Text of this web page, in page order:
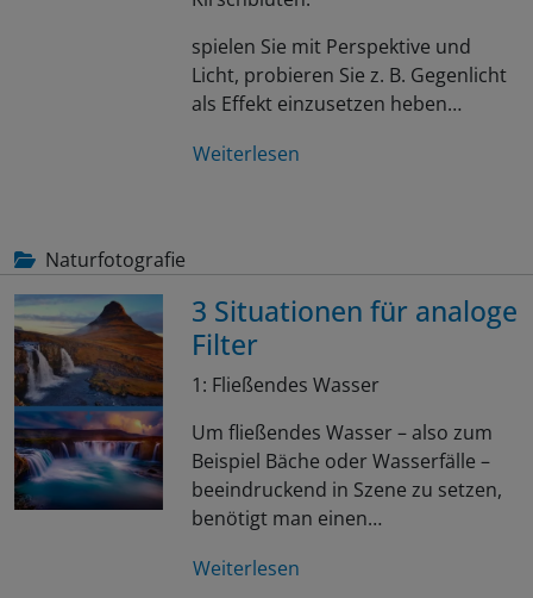
spielen Sie mit Perspektive und
Licht, probieren Sie z. B. Gegenlicht
als Effekt einzusetzen heben…
Weiterlesen
Naturfotografie
3 Situationen für analoge
Filter
1: Fließendes Wasser
Um fließendes Wasser – also zum
Beispiel Bäche oder Wasserfälle –
beeindruckend in Szene zu setzen,
benötigt man einen…
Weiterlesen